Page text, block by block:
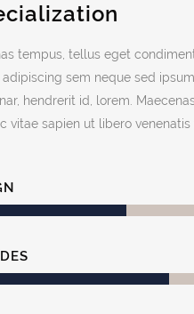
tempus, tellus eget
sem neque sed
hendrerit id, lorem.
vitae sapien ut libero